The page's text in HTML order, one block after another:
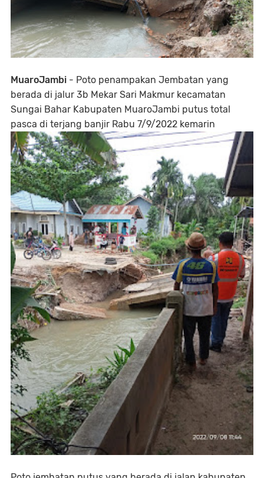
MuaroJambi - Poto penampakan Jembatan yang
berada di jalur 3b Mekar Sari Makmur kecamatan
Sungai Bahar Kabupaten MuaroJambi putus total
pasca di terjang banjir Rabu 7/9/2022 kemarin